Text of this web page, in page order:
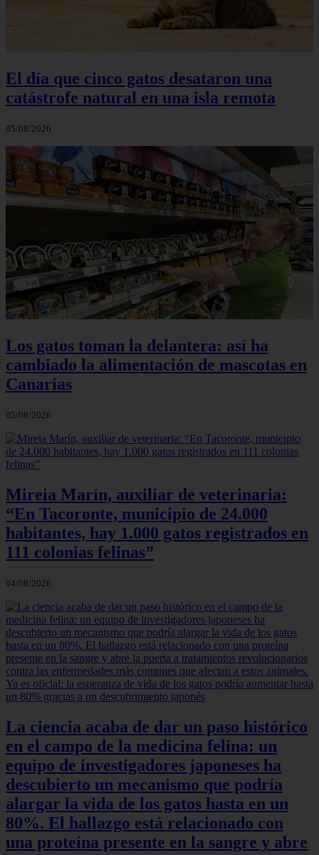
El día que cinco gatos desataron una
catástrofe natural en una isla remota
05/08/2026
Los gatos toman la delantera: así ha
cambiado la alimentación de mascotas en
Canarias
05/08/2026
Mireia Marín, auxiliar de veterinaria:
“En Tacoronte, municipio de 24.000
habitantes, hay 1.000 gatos registrados en
111 colonias felinas”
04/08/2026
La ciencia acaba de dar un paso histórico
en el campo de la medicina felina: un
equipo de investigadores japoneses ha
descubierto un mecanismo que podría
alargar la vida de los gatos hasta en un
80%. El hallazgo está relacionado con
una proteína presente en la sangre y abre